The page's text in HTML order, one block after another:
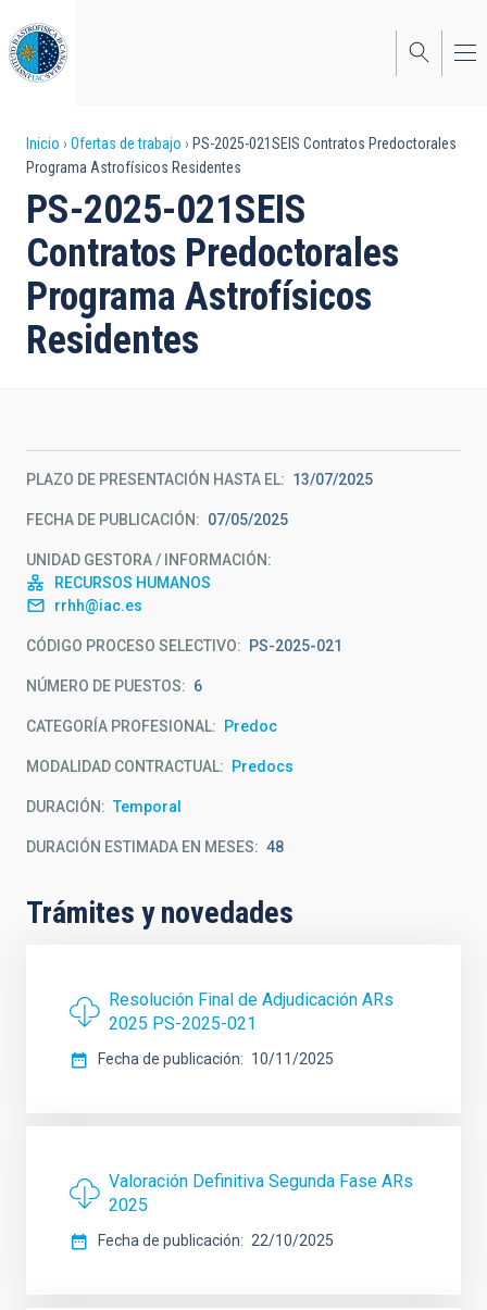
al
contenido
principal
Sobrescribir
enlaces
de
ayuda
a
la
Inicio Ofertas de trabajo
PS-2025-021SEIS Contratos Predoctorales
Programa Astrofísicos Residentes
PS-2025-021SEIS
Contratos Predoctorales
Programa Astrofísicos
Residentes
PLAZO DE PRESENTACIÓN HASTA EL 13/07/2025
FECHA DE PUBLICACIÓN 07/05/2025
UNIDAD GESTORA / INFORMACIÓN
RECURSOS HUMANOS
rrhh@iac.es
CÓDIGO PROCESO SELECTIVO PS-2025-021
NÚMERO DE PUESTOS 6
CATEGORÍA PROFESIONAL Predoc
MODALIDAD CONTRACTUAL Predocs
DURACIÓN Temporal
DURACIÓN ESTIMADA EN MESES 48
Trámites y novedades
Resolución Final de Adjudicación ARs
2025 PS-2025-021
Fecha de publicación 10/11/2025
Valoración Definitiva Segunda Fase ARs
2025
Fecha de publicación 22/10/2025